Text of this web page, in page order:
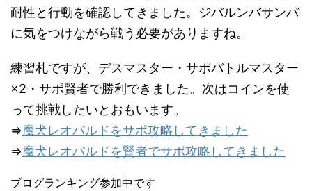
耐性と行動を確認してきました。ジバルンバサンバ
に気をつけながら戦う必要がありますね。
練習札ですが、デスマスター・サポバトルマスター
×2・サポ賢者で勝利できました。次はコインを使
って挑戦したいとおもいます。
⇒魔犬レオパルドをサポ攻略してきました
⇒魔犬レオパルドを賢者でサポ攻略してきました
ブログランキング参加中です